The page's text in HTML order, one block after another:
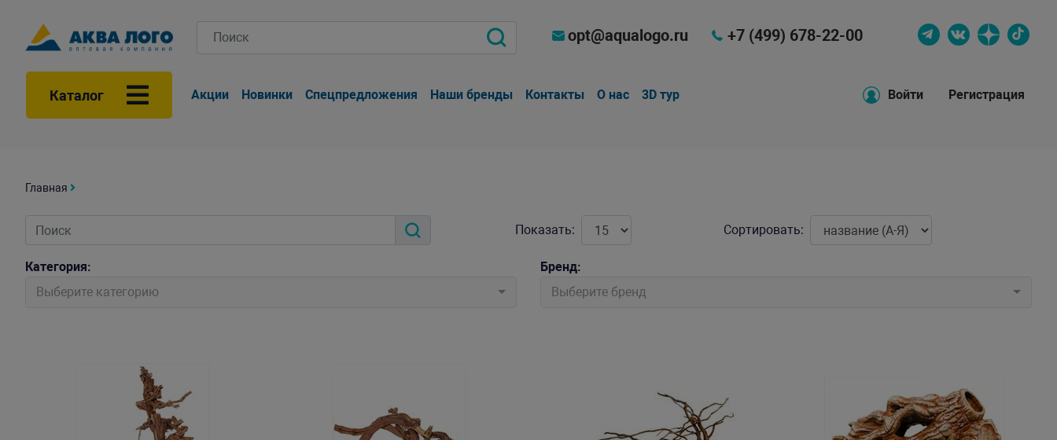
opt@aqualogo.ru +7 (499) 678-22-00
Каталог Акции Новинки Спецпредложения Наши бренды Контакты О нас 3D тур Войти Регистрация
Главная
Показать: Сортировать:
Категория:
Выберите категорию
Бренд:
Выберите бренд